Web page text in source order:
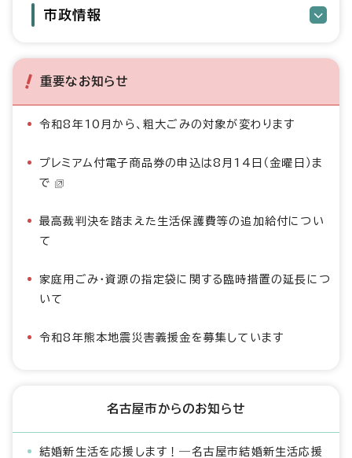
市政情報
重要なお知らせ
令和8年10月から、粗大ごみの対象が変わります
プレミアム付電子商品券の申込は8月14日（金曜日）ま
で
最高裁判決を踏まえた生活保護費等の追加給付につい
て
家庭用ごみ・資源の指定袋に関する臨時措置の延長につ
いて
令和8年熊本地震災害義援金を募集しています
名古屋市からのお知らせ
結婚新生活を応援します！―名古屋市結婚新生活応援